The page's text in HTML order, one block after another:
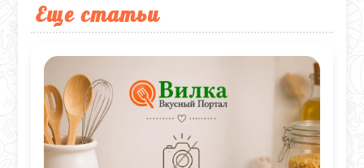
Еще статьи